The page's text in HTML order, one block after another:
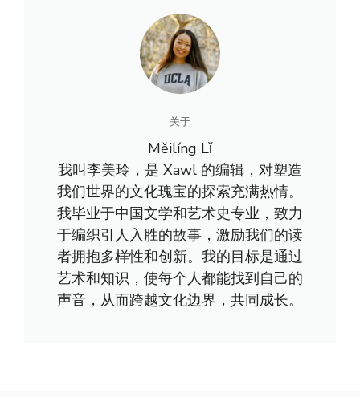
关于
Měilíng Lǐ
我叫李美玲，是 Xawl 的编辑，对塑造
我们世界的文化瑰宝的探索充满热情。
我毕业于中国文学和艺术史专业，致力
于编织引人入胜的故事，激励我们的读
者拥抱多样性和创新。我的目标是通过
艺术和知识，使每个人都能找到自己的
声音，从而跨越文化边界，共同成长。